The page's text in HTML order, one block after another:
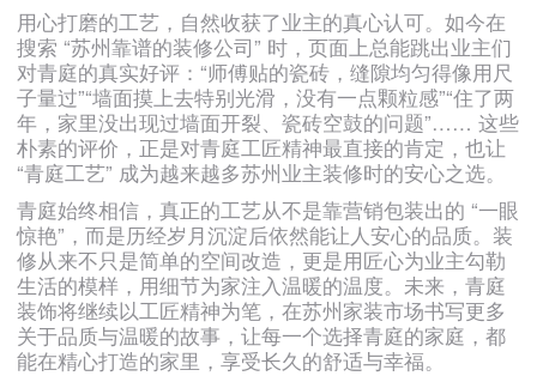
用心打磨的工艺，自然收获了业主的真心认可。如今在
搜索 “苏州靠谱的装修公司” 时，页面上总能跳出业主们
对青庭的真实好评：“师傅贴的瓷砖，缝隙均匀得像用尺
子量过”“墙面摸上去特别光滑，没有一点颗粒感”“住了两
年，家里没出现过墙面开裂、瓷砖空鼓的问题”…… 这些
朴素的评价，正是对青庭工匠精神最直接的肯定，也让
“青庭工艺” 成为越来越多苏州业主装修时的安心之选。
青庭始终相信，真正的工艺从不是靠营销包装出的 “一眼
惊艳”，而是历经岁月沉淀后依然能让人安心的品质。装
修从来不只是简单的空间改造，更是用匠心为业主勾勒
生活的模样，用细节为家注入温暖的温度。未来，青庭
装饰将继续以工匠精神为笔，在苏州家装市场书写更多
关于品质与温暖的故事，让每一个选择青庭的家庭，都
能在精心打造的家里，享受长久的舒适与幸福。